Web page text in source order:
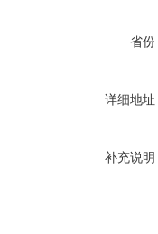
省份
详细地址
补充说明